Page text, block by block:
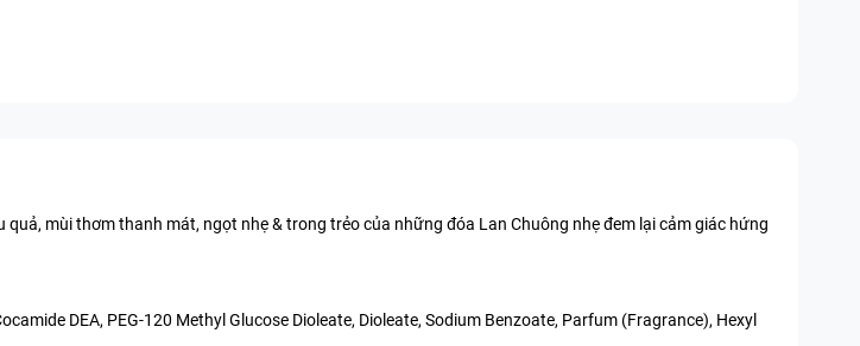
mùi thơm thanh mát, ngọt nhẹ & trong trẻo của những đóa Lan Chuông nhẹ đem lại cảm giác hứng
DEA, PEG-120 Methyl Glucose Dioleate, Dioleate, Sodium Benzoate, Parfum (Fragrance), Hexyl